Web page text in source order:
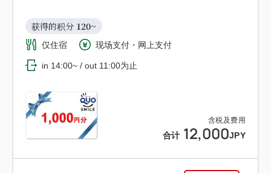
含税及费用
合计 12,000JPY
获得的积分 120~
仅住宿 现场支付・网上支付
in 14:00~ / out 11:00为止